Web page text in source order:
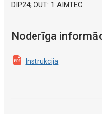
DIP24; OUT: 1 AIMTEC
Noderīga
Instrukcija